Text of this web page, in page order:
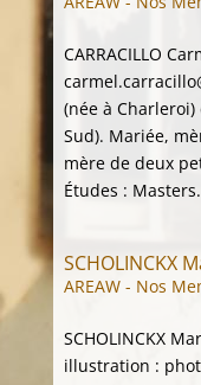
CARRACILLO
(née à
Sud). Mariée,
mère de deux
Études :
SCHOLINCKX
AREAW - Nos
SCHOLINCKX
illustration :